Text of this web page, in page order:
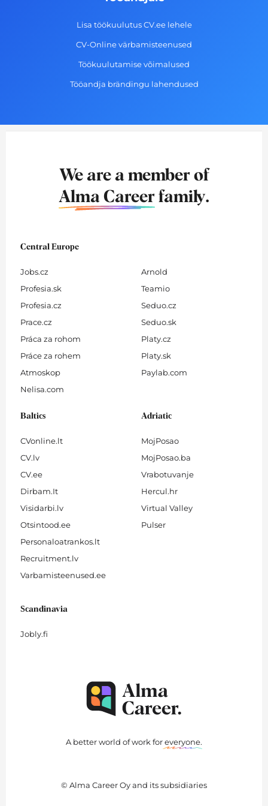
Lisa töökuulutus CV.ee lehele
CV-Online värbamisteenused
Töökuulutamise võimalused
Tööandja brändingu lahendused
We are a member of
Alma Career family.
Central Europe
Jobs.cz
Profesia.sk
Profesia.cz
Prace.cz
Práca za rohom
Práce za rohem
Atmoskop
Nelisa.com
Arnold
Teamio
Seduo.cz
Seduo.sk
Platy.cz
Platy.sk
Paylab.com
Baltics
CVonline.lt
CV.lv
CV.ee
Dirbam.It
Visidarbi.lv
Otsintood.ee
Personaloatrankos.lt
Recruitment.lv
Varbamisteenused.ee
Adriatic
MojPosao
MojPosao.ba
Vrabotuvanje
Hercul.hr
Virtual Valley
Pulser
Scandinavia
Jobly.fi
A better world of work foreveryone.
© Alma Career Oy and its subsidiaries